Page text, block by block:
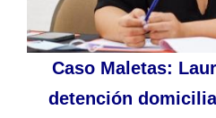
Caso Maletas:
detención